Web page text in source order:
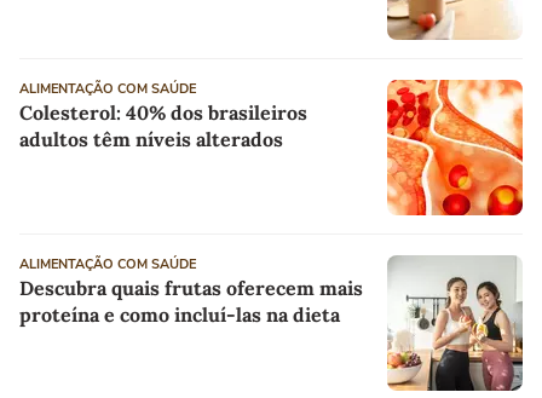
ALIMENTAÇÃO COM SAÚDE
Colesterol: 40% dos brasileiros
adultos têm níveis alterados
ALIMENTAÇÃO COM SAÚDE
Descubra quais frutas oferecem mais
proteína e como incluí-las na dieta